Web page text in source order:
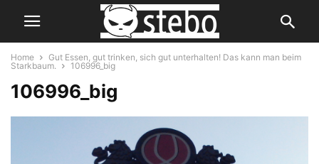
Home
Gut Essen, gut trinken, sich gut unterhalten! Das kann man beim
Starkbaum.
106996_big
106996_big